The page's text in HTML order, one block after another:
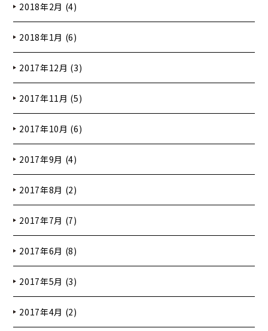
2018年2月 (4)
2018年1月 (6)
2017年12月 (3)
2017年11月 (5)
2017年10月 (6)
2017年9月 (4)
2017年8月 (2)
2017年7月 (7)
2017年6月 (8)
2017年5月 (3)
2017年4月 (2)